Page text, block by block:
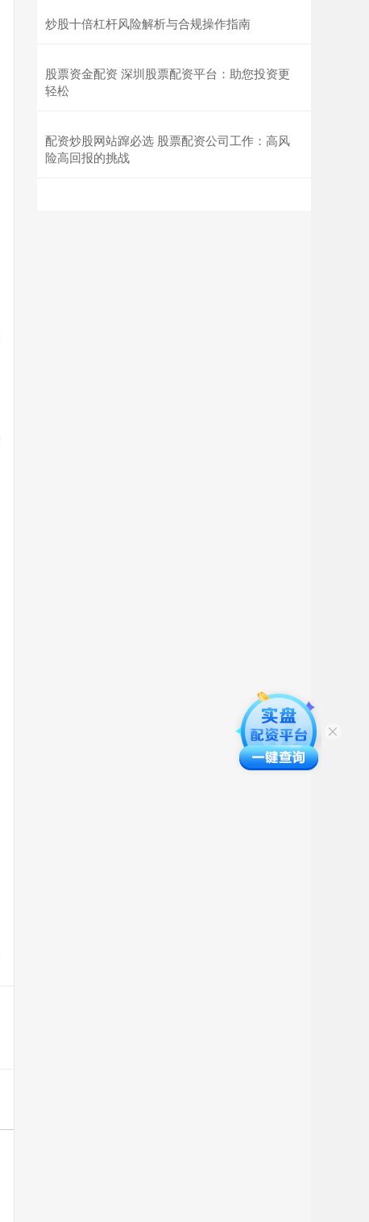
炒股十倍杠杆风险解析与合规操作指南
股票资金配资 深圳股票配资平台：助您投资更
轻松
配资炒股网站蹿必选 股票配资公司工作：高风
险高回报的挑战